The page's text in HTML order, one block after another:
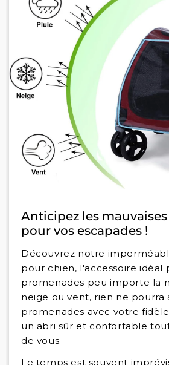
Anticipez les
pour vos escapades !
Découvrez notre
pour chien, l'accessoire idéal
promenades peu importe la
neige ou vent, rien ne pourra
promenades avec votre
un abri sûr et confortable
de vous.
Le temps est souvent